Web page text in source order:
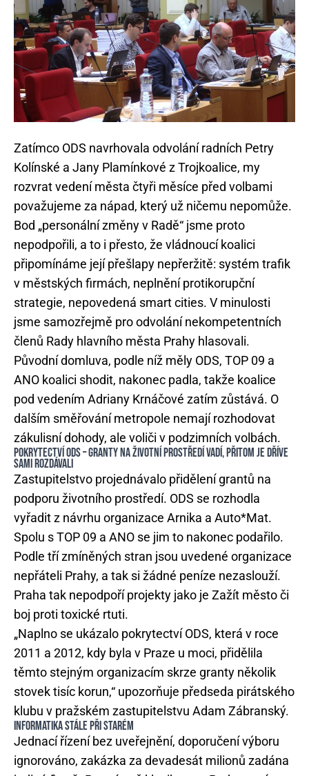
Zatímco ODS navrhovala odvolání radních Petry
Kolínské a Jany Plamínkové z Trojkoalice, my
rozvrat vedení města čtyři měsíce před volbami
považujeme za nápad, který už ničemu nepomůže.
Bod „personální změny v Radě“ jsme proto
nepodpořili, a to i přesto, že vládnoucí koalici
připomínáme její přešlapy nepřeržitě: systém trafik
v městských firmách, neplnění protikorupční
strategie, nepovedená smart cities. V minulosti
jsme samozřejmě pro odvolání nekompetentních
členů Rady hlavního města Prahy hlasovali.
Původní domluva, podle níž měly ODS, TOP 09 a
ANO koalici shodit, nakonec padla, takže koalice
pod vedením Adriany Krnáčové zatím zůstává. O
dalším směřování metropole nemají rozhodovat
zákulisní dohody, ale voliči v podzimních volbách.
POKRYTECTVÍ ODS – GRANTY NA ŽIVOTNÍ PROSTŘEDÍ VADÍ, PŘITOM JE DŘÍVE
SAMI ROZDÁVALI
Zastupitelstvo projednávalo přidělení grantů na
podporu životního prostředí. ODS se rozhodla
vyřadit z návrhu organizace Arnika a Auto*Mat.
Spolu s TOP 09 a ANO se jim to nakonec podařilo.
Podle tří zmíněných stran jsou uvedené organizace
nepřáteli Prahy, a tak si žádné peníze nezaslouží.
Praha tak nepodpoří projekty jako je Zažít město či
boj proti toxické rtuti.
„Naplno se ukázalo pokrytectví ODS, která v roce
2011 a 2012, kdy byla v Praze u moci, přidělila
těmto stejným organizacím skrze granty několik
stovek tisíc korun,“ upozorňuje předseda pirátského
klubu v pražském zastupitelstvu Adam Zábranský.
INFORMATIKA STÁLE PŘI STARÉM
Jednací řízení bez uveřejnění, doporučení výboru
ignorováno, zakázka za devadesát milionů zadána